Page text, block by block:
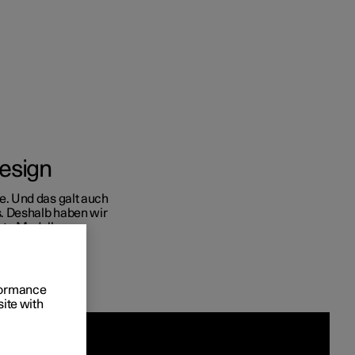
Und das galt auch
Deshalb haben wir
Modelle zu
with